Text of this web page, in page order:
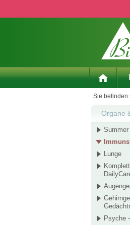
Sie befinden
Organe
Lunge
Psyche